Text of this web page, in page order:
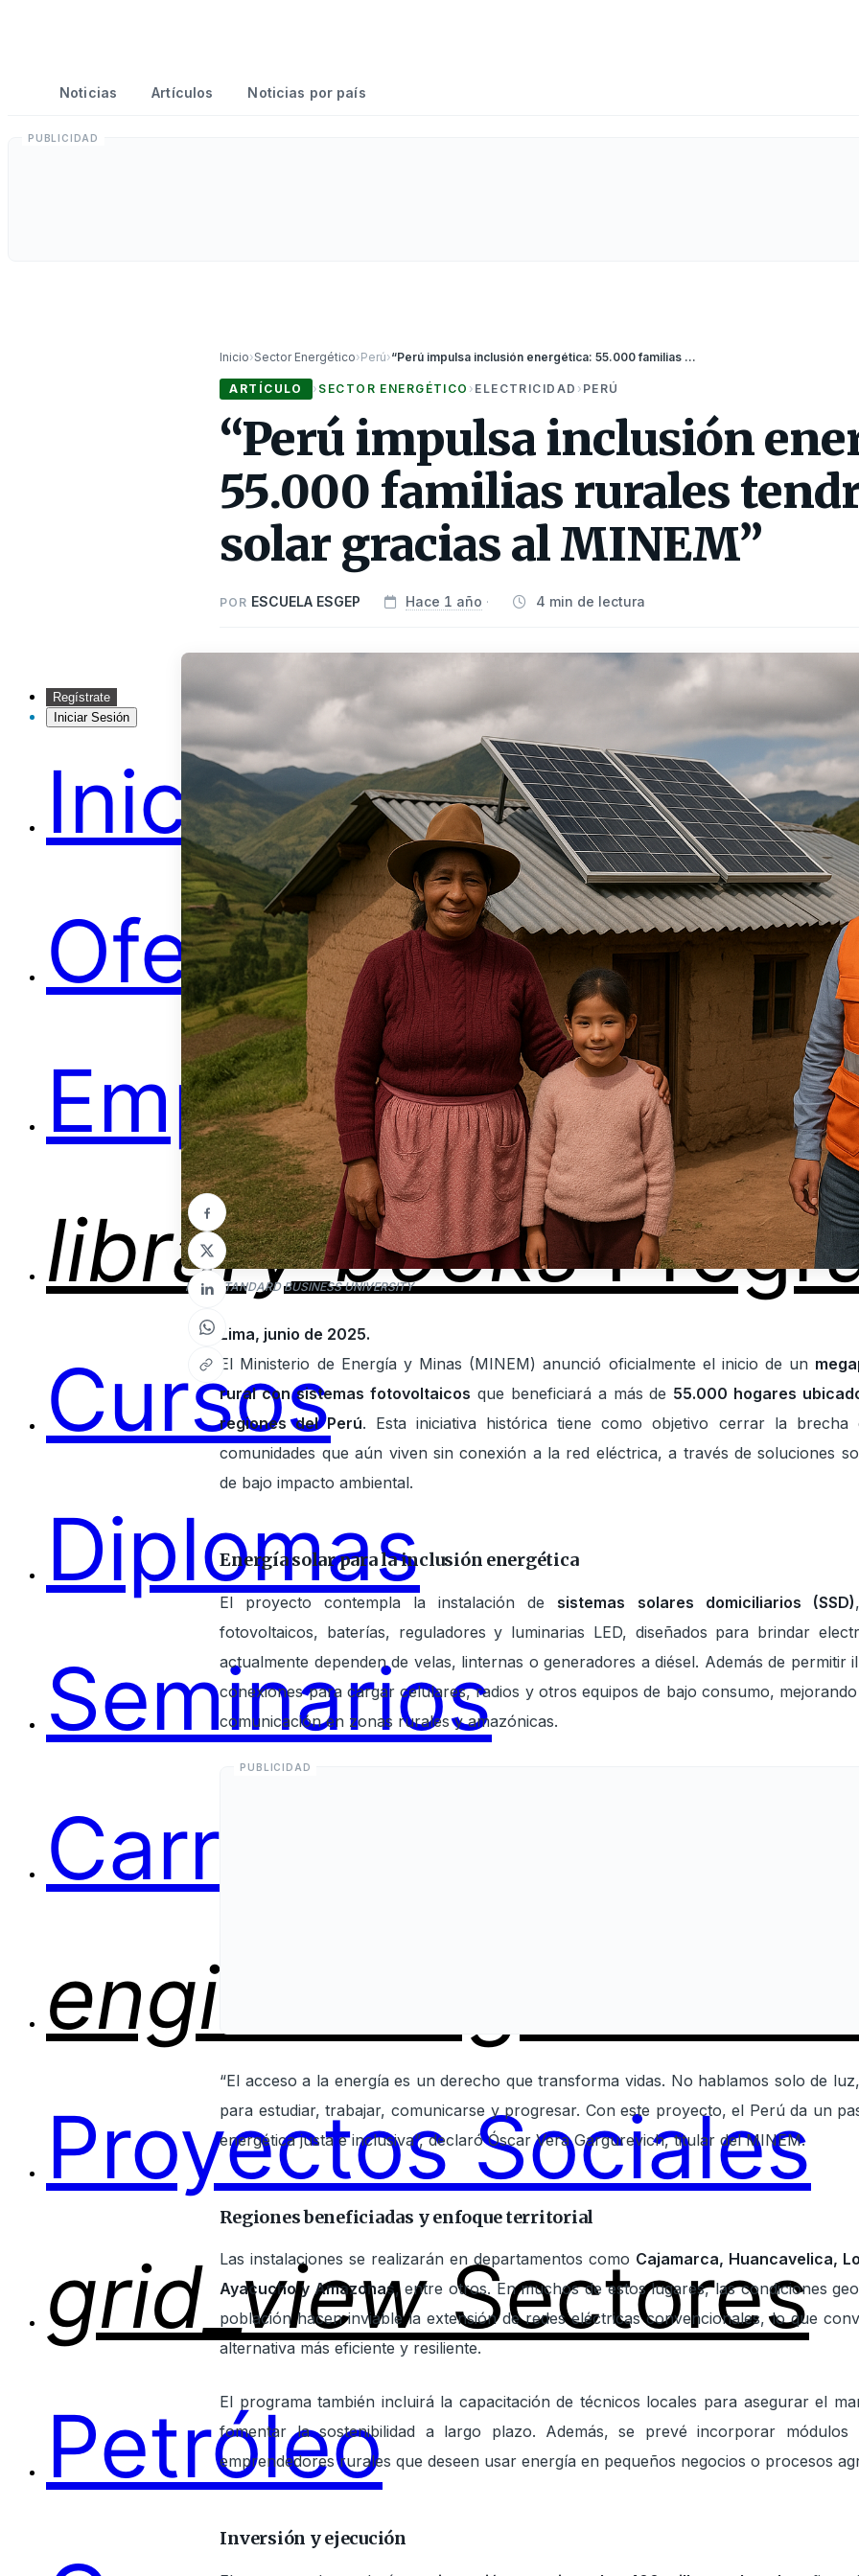
Regístrate
Iniciar Sesión
Inicio
Ofertas
Empleos
library_books
Cursos
Diplomas
Seminarios
Carreras
engineering
Proyectos Sociales
grid_view Sectores
Petróleo
Noticias Artículos Noticias por país
Inicio›Sector Energético›Perú› “Perú impulsa inclusión energética: 55.000 familias rurales tendrán luz solar gracias al MINEM”
ARTÍCULO › SECTOR ENERGÉTICO › ELECTRICIDAD › PERÚ
“Perú impulsa inclusión
55.000 familias rurales
solar gracias al MINEM”
POR ESCUELA ESGEP Hace 1 año · 4 min de lectura
Foto: STANDARD BUSINESS UNIVERSITY
Lima, junio de 2025.
El Ministerio de Energía y Minas (MINEM) anunció oficialmente el inicio de un
rural con sistemas fotovoltaicos que beneficiará a más de 55.000 hogares
regiones del Perú. Esta iniciativa histórica tiene como objetivo cerrar la
comunidades que aún viven sin conexión a la red eléctrica, a través de soluciones
de bajo impacto ambiental.
Energía solar para la inclusión energética
El proyecto contempla la instalación de sistemas solares domiciliarios (SSD)
fotovoltaicos, baterías, reguladores y luminarias LED, diseñados para brindar
actualmente dependen de velas, linternas o generadores a diésel. Además de permitir
conexiones para cargar celulares, radios y otros equipos de bajo consumo,
comunicación en zonas rurales y amazónicas.
“El acceso a la energía es un derecho que transforma vidas. No hablamos solo de
para estudiar, trabajar, comunicarse y progresar. Con este proyecto, el Perú da un
energética justa e inclusiva”, declaró Óscar Vera Gargurevich, titular del MINEM.
Regiones beneficiadas y enfoque territorial
Las instalaciones se realizarán en departamentos como Cajamarca, Huancavelica,
Ayacucho y Amazonas, entre otros. En muchos de estos lugares, las condiciones
población hacen inviable la extensión de redes eléctricas convencionales, lo que
alternativa más eficiente y resiliente.
El programa también incluirá la capacitación de técnicos locales para asegurar el
fomentar la sostenibilidad a largo plazo. Además, se prevé incorporar
emprendedores rurales que deseen usar energía en pequeños negocios o procesos
Inversión y ejecución